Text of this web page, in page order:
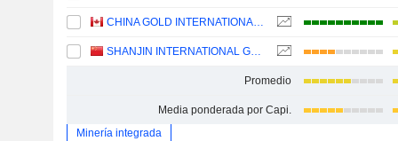
CHINA GOLD INTERNATIONAL RESOURCES CORP. LTD.
SHANJIN INTERNATIONAL GOLD CO., LTD.
Promedio
Media ponderada por Capi.
Minería integrada